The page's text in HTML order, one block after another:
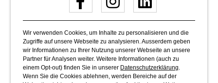
(„Datennutzung zu Werbezwecken“),
verwalten, die Google verwendet, um Ihnen
Werbung einzublenden“) und
http://www.google.com/ads/preferences
(„Bestimmen Sie, welche Werbung Google Ihnen
zeigt“). Alternativ zum Browser-Add-On oder
Wir verwenden Cookies, um Inhalte zu personalisieren und die
Zugriffe auf unsere Webseite zu analysieren. Ausserdem geben
wir Informationen zu Ihrer Nutzung unserer Webseite an unsere
Partner für Analysen weiter. Weitere Informationen (auch zu
einem Opt-out) finden Sie in unserer Datenschutzerklärung
Wenn Sie die Cookies ablehnen, werden Bereiche auf der